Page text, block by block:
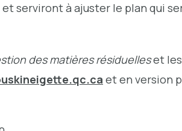
serviront à ajuster le plan qui
des matières résiduelleset les
et en version